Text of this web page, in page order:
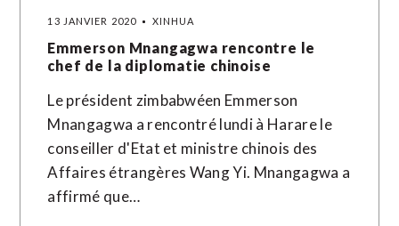
13 JANVIER 2020 XINHUA
Emmerson Mnangagwa rencontre le
chef de la diplomatie chinoise
Le président zimbabwéen Emmerson
Mnangagwa a rencontré lundi à Harare le
conseiller d'Etat et ministre chinois des
Affaires étrangères Wang Yi. Mnangagwa a
affirmé que…